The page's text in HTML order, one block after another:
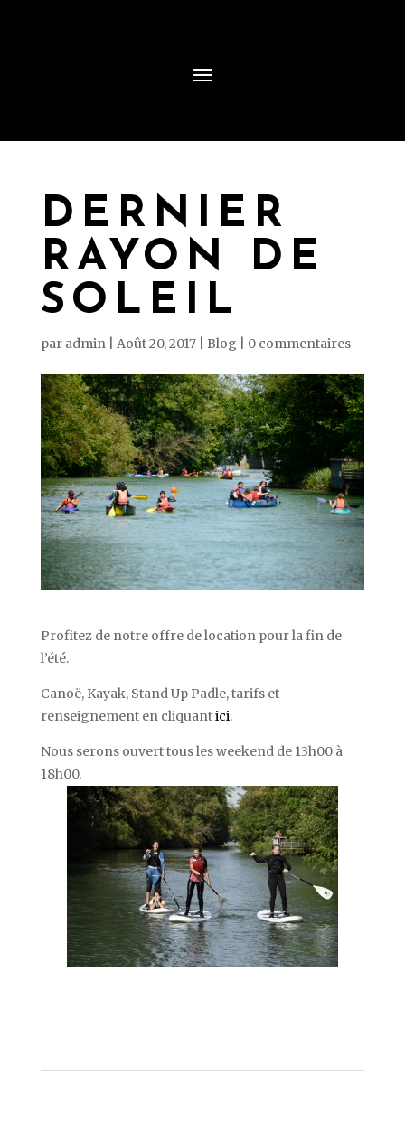
DERNIER
RAYON DE
SOLEIL
par admin| Août 20, 2017| Blog 0 commentaires
Profitez de notre offre de location pour la fin de
l’été.
Canoë, Kayak, Stand Up Padle, tarifs et
renseignement en cliquantici.
Nous serons ouvert tous les weekend de 13h00 à
18h00.